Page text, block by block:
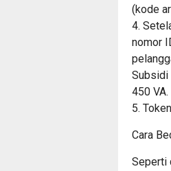
(kode
4.
nomor
Subsidi
450
5.
Cara
Seperti